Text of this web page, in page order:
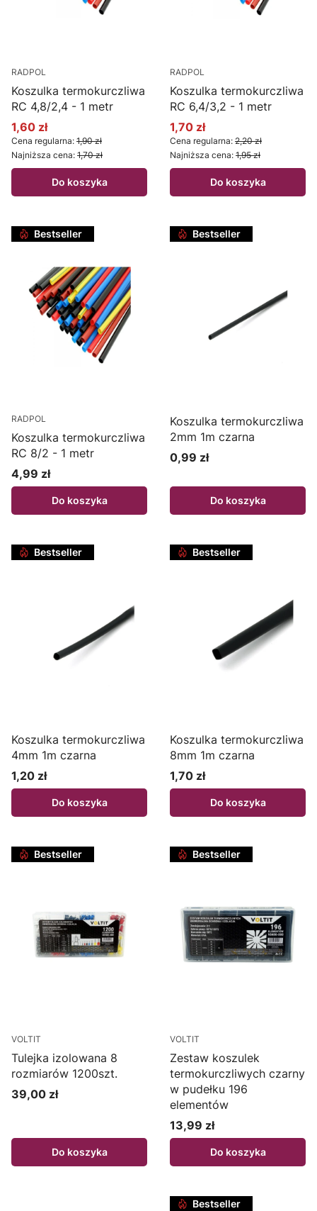
RADPOL
Koszulka termokurczliwa
RC 4,8/2,4 - 1 metr
Cena promocyjna
1,60 zł
Cena regularna: 1,90 zł
Najniższa cena: 1,70 zł
Do koszyka
RADPOL
Koszulka termokurczliwa
RC 6,4/3,2 - 1 metr
Cena promocyjna
1,70 zł
Cena regularna: 2,20 zł
Najniższa cena: 1,95 zł
Do koszyka
Bestseller
RADPOL
Koszulka termokurczliwa
RC 8/2 - 1 metr
Cena
4,99 zł
Do koszyka
Bestseller
Koszulka termokurczliwa
2mm 1m czarna
Cena
0,99 zł
Do koszyka
Bestseller
Koszulka termokurczliwa
4mm 1m czarna
Cena
1,20 zł
Do koszyka
Bestseller
Koszulka termokurczliwa
8mm 1m czarna
Cena
1,70 zł
Do koszyka
Bestseller
VOLTIT
Tulejka izolowana 8
rozmiarów 1200szt.
Cena
39,00 zł
Do koszyka
Bestseller
VOLTIT
Zestaw koszulek
termokurczliwych czarny
w pudełku 196
elementów
Cena
13,99 zł
Do koszyka
Bestseller